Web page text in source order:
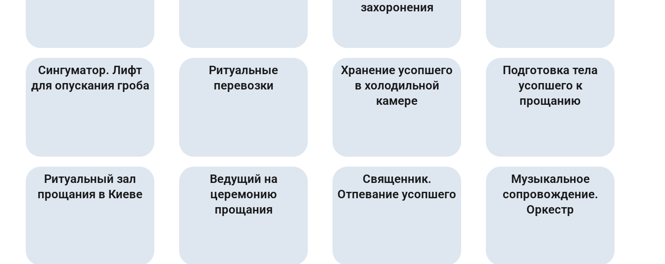
захоронения
Сингуматор. Лифт
для опускания гроба
Ритуальные
перевозки
Хранение усопшего
в холодильной
камере
Подготовка тела
усопшего к
прощанию
Ритуальный зал
прощания в Киеве
Ведущий на
церемонию
прощания
Священник.
Отпевание усопшего
Музыкальное
сопровождение.
Оркестр